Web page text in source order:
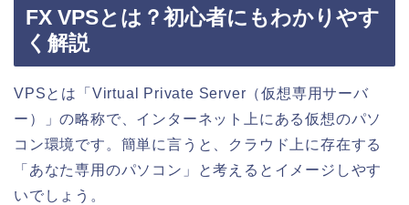
FX VPSとは？初心者にもわかりやす
く解説
VPSとは「Virtual Private Server（仮想専用サーバ
ー）」の略称で、インターネット上にある仮想のパソ
コン環境です。簡単に言うと、クラウド上に存在する
「あなた専用のパソコン」と考えるとイメージしやす
いでしょう。